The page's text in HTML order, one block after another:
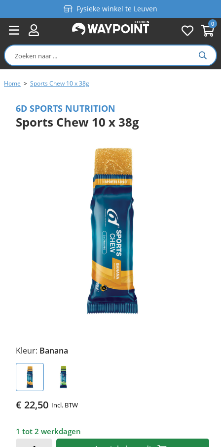
0
Fysieke winkel te Leuven
Persoonlijk advies
Gratis verzending in België vanaf €99
Home > Sports Chew 10 x 38g
6D SPORTS NUTRITION
Sports Chew 10 x 38g
Kleur: Banana
€ 22,50 Incl. BTW
1 tot 2 werkdagen